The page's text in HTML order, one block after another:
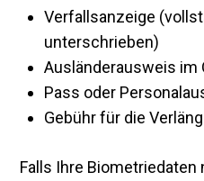
Verfallsanzeige
unterschrieben)
Ausländerausweis im
Pass oder
Gebühr für die
Falls Ihre